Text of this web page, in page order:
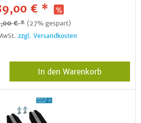
€ *
€ * (27% gespart)
zzgl. Versandkosten
In den Warenkorb